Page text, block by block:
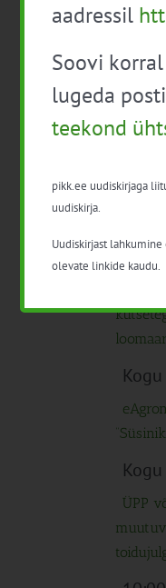
UUE
K Kogu
ÜPP
aadressil
Soovi
lugeda
teekond
pikk.ee uudiskirjaga
uudiskirja.
Uudiskirjast
olevate linkide kaudu.